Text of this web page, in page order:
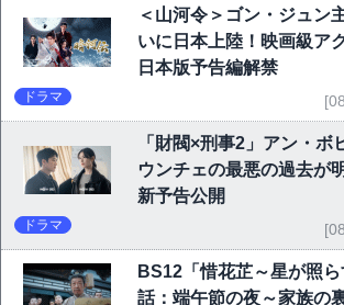
＜山河令＞ゴン・ジュン
いに日本上陸！映画級ア
日本版予告編解禁
ドラマ
「財閥×刑事2」アン・ボ
ウンチェの最悪の過去が
新予告公開
ドラマ
BS12「惜花芷～星が照
話：端午節の夜～家族の